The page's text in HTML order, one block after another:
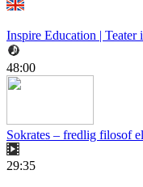
Inspire Education | Teater
48:00
Sokrates – fredlig filosof
29:35